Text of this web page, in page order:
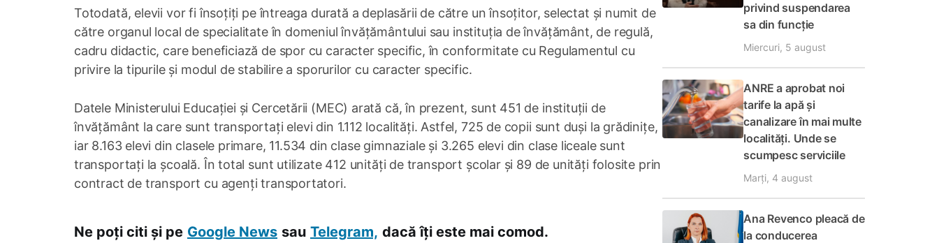
Totodată, elevii vor fi însoțiți pe întreaga durată a deplasării de către un însoțitor, selectat și numit de
către organul local de specialitate în domeniul învățământului sau instituția de învățământ, de regulă,
cadru didactic, care beneficiază de spor cu caracter specific, în conformitate cu Regulamentul cu
privire la tipurile și modul de stabilire a sporurilor cu caracter specific.
Datele Ministerului Educației și Cercetării (MEC) arată că, în prezent, sunt 451 de instituții de
învățământ la care sunt transportați elevi din 1.112 localități. Astfel, 725 de copii sunt duși la grădinițe,
iar 8.163 elevi din clasele primare, 11.534 din clase gimnaziale și 3.265 elevi din clase liceale sunt
transportați la școală. În total sunt utilizate 412 unități de transport școlar și 89 de unități folosite prin
contract de transport cu agenți transportatori.
Ne poți citi și pe Google News sau Telegram, dacă îți este mai comod.
privind suspendarea
sa din funcție
Miercuri, 5 august
ANRE a aprobat noi
tarife la apă și
canalizare în mai multe
localități. Unde se
scumpesc serviciile
Marți, 4 august
Ana Revenco pleacă de
la conducerea